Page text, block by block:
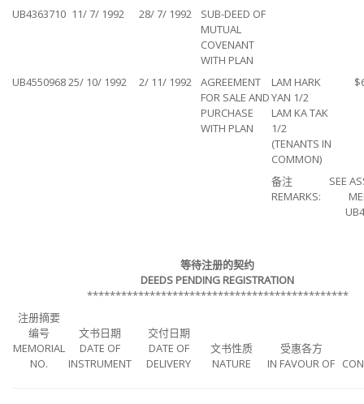
UB4363710 11/ 7/ 1992 28/ 7/ 1992
SUB-DEED OF
MUTUAL
COVENANT
WITH PLAN
UB455096825/ 10/ 1992 2/ 11/ 1992
AGREEMENT
FOR SALE AND
PURCHASE
WITH PLAN
LAM HARK
YAN 1/2
LAM KA TAK
1/2
(TENANTS IN
COMMON)
备注
REMARKS:
SEE
等待注册的契约
DEEDS PENDING REGISTRATION
**********************************************
注册摘要
编号
MEMORIAL
NO.
文书日期
DATE OF
INSTRUMENT
交付日期
DATE OF
DELIVERY
文书性质
NATURE
受惠各方
IN FAVOUR OF